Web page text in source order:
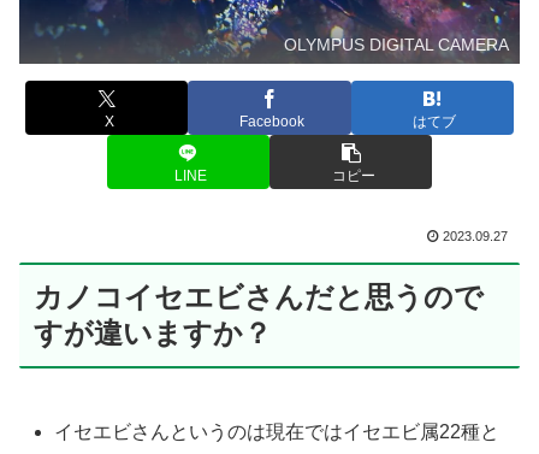
OLYMPUS DIGITAL CAMERA
X Facebook はてブ
LINE コピー
2023.09.27
カノコイセエビさんだと思うので
すが違いますか？
イセエビさんというのは現在ではイセエビ属22種と